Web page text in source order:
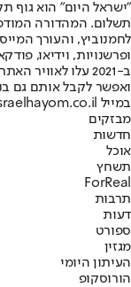
"ישראל היום" הוא גוף
ופרשנויות, וידיאו,
ב-2021 עלו
ואפשר לקבל אותם גם
במייל hayom@israelhayom.co.il.
מבזקים
חדשות
אוכל
תשחץ
ForReal
תרבות
דעות
ספורט
מגזין
העיתון היומי
הורוסקופ